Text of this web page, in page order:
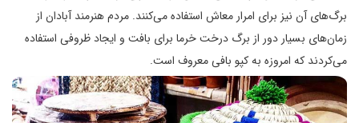
برگ‌های آن نیز برای امرار معاش استفاده می‌کنند. مردم هنرمند آبادان از
زمان‌های بسیار دور از برگ درخت خرما برای بافت و ایجاد ظروفی استفاده
می‌کردند که امروزه به کپو بافی معروف است.